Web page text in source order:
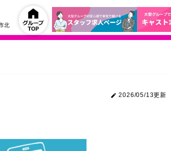
北
2026/05/13更新